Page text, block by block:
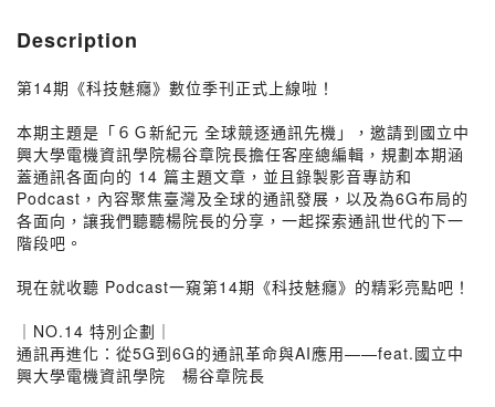
Description
第14期《科技魅癮》數位季刊正式上線啦！
本期主題是「６Ｇ新紀元 全球競逐通訊先機」，邀請到國立中
興大學電機資訊學院楊谷章院長擔任客座總編輯，規劃本期涵
蓋通訊各面向的 14 篇主題文章，並且錄製影音專訪和
Podcast，內容聚焦臺灣及全球的通訊發展，以及為6G布局的
各面向，讓我們聽聽楊院長的分享，一起探索通訊世代的下一
階段吧。
現在就收聽 Podcast一窺第14期《科技魅癮》的精彩亮點吧！
｜NO.14 特別企劃｜
通訊再進化：從5G到6G的通訊革命與AI應用——feat.國立中
興大學電機資訊學院 楊谷章院長